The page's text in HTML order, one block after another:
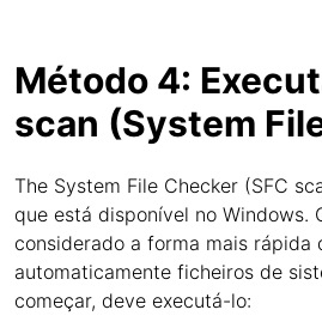
Método 4:
scan (System
The System File Checker (SFC
que está disponível no Windows.
considerado a forma mais rápida
automaticamente ficheiros de
começar, deve executá-lo: